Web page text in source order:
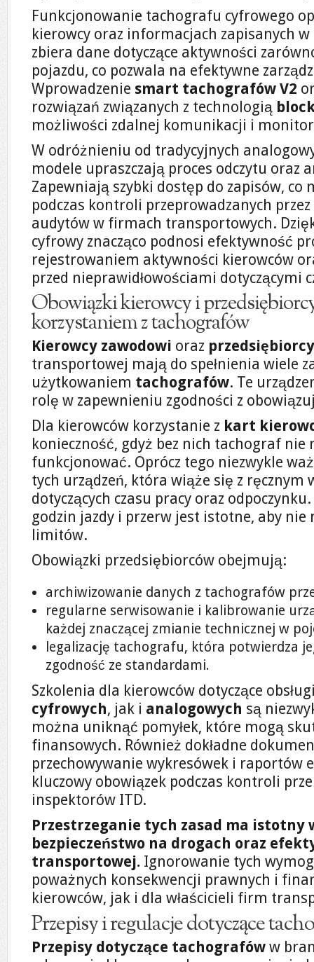
Funkcjonowanie tachografu cyfrowego
kierowcy oraz informacjach zapisanych
zbiera dane dotyczące aktywności
pojazdu, co pozwala na efektywne
Wprowadzenie smart tachografów V2
rozwiązań związanych z technologią
możliwości zdalnej komunikacji i
W odróżnieniu od tradycyjnych
modele upraszczają proces odczytu oraz
Zapewniają szybki dostęp do zapisów, co
podczas kontroli przeprowadzanych
audytów w firmach transportowych.
cyfrowy znacząco podnosi efektywność
rejestrowaniem aktywności kierowców
przed nieprawidłowościami dotyczącymi
Obowiązki kierowcy i
korzystaniem z tachografów
Kierowcy zawodowi oraz przedsiębiorcy
transportowej mają do spełnienia wiele
użytkowaniem tachografów. Te
rolę w zapewnieniu zgodności z
Dla kierowców korzystanie z kart
konieczność, gdyż bez nich tachograf nie
funkcjonować. Oprócz tego niezwykle
tych urządzeń, która wiąże się z ręcznym
dotyczących czasu pracy oraz
godzin jazdy i przerw jest istotne, aby nie
limitów.
Obowiązki przedsiębiorców obejmują:
archiwizowanie danych z tachografów
regularne serwisowanie i kalibrowanie
każdej znaczącej zmianie technicznej w
legalizację tachografu, która potwierdza
zgodność ze standardami.
Szkolenia dla kierowców dotyczące
cyfrowych, jak i analogowych są
można uniknąć pomyłek, które mogą
finansowych. Również dokładne
przechowywanie wykresówek i raportów
kluczowy obowiązek podczas kontroli
inspektorów ITD.
Przestrzeganie tych zasad ma istotny
bezpieczeństwo na drogach oraz
transportowej. Ignorowanie tych
poważnych konsekwencji prawnych i
kierowców, jak i dla właścicieli firm
Przepisy i regulacje dotyczące
Przepisy dotyczące tachografów w